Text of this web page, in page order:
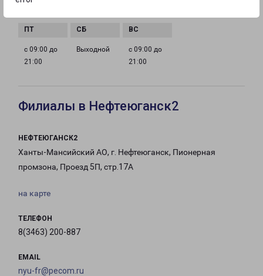
с 09:00 до
21:00
Выходной
с 09:00 до
21:00
Филиалы в Нефтеюганск2
НЕФТЕЮГАНСК2
Ханты-Мансийский АО, г. Нефтеюганск, Пионерная
промзона, Проезд 5П, стр.17А
на карте
ТЕЛЕФОН
8(3463) 200-887
EMAIL
nyu-fr@pecom.ru